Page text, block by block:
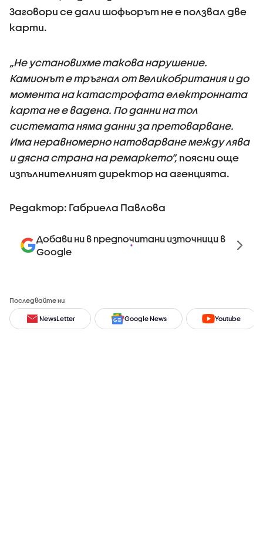
Заговори се дали шофьорът не е ползвал две
карти.
„Не установихме такова нарушение.
Камионът е тръгнал от Великобритания и до
момента на катастрофата електронната
карта не е вадена. По данни на тол
системата няма данни за претоварване.
Има неравномерно натоварване между лява
и дясна страна на ремаркето”, поясни още
изпълнителният директор на агенцията.
Редактор: Габриела Павлова
Добави ни в предпочитани източници в
Google
Последвайте ни
NewsLetter Google News Youtube